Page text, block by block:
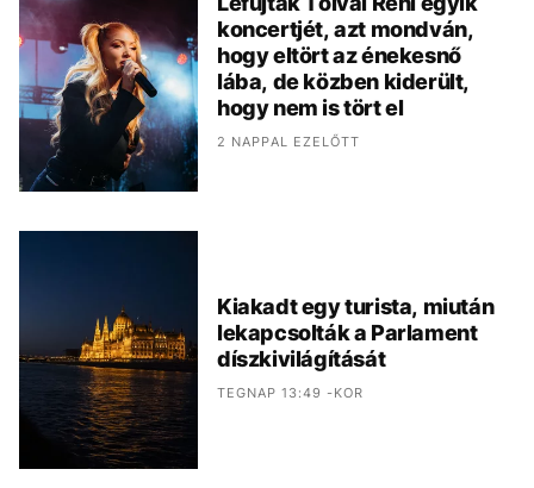
koncertjét, azt mondván,
hogy eltört az énekesnő
lába, de közben kiderült,
hogy nem is tört el
2 NAPPAL EZELŐTT
Kiakadt egy turista, miután
lekapcsolták a Parlament
díszkivilágítását
TEGNAP 13:49 -KOR